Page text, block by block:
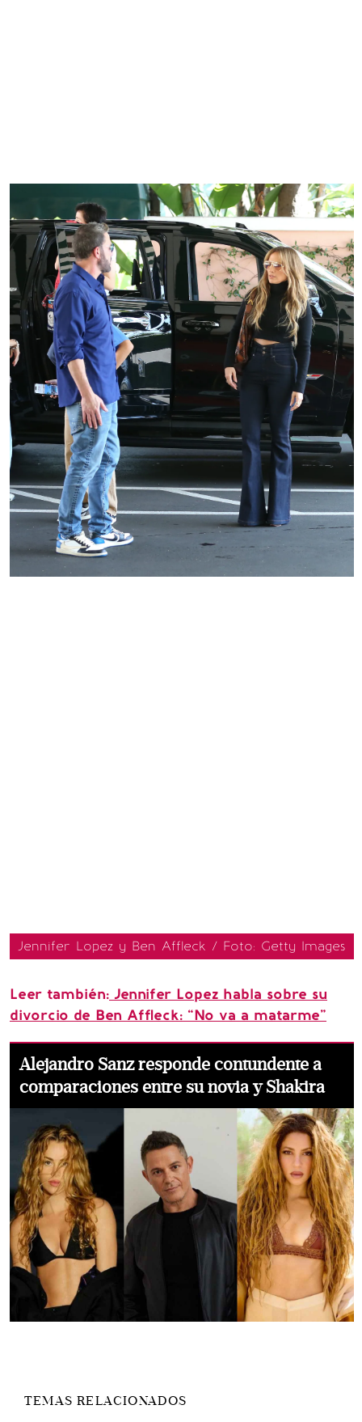
Jennifer Lopez y Ben Affleck / Foto: Getty Images
Leer también: Jennifer Lopez habla sobre su
divorcio de Ben Affleck: “No va a matarme”
Alejandro Sanz responde contundente a
comparaciones entre su novia y Shakira
TEMAS RELACIONADOS